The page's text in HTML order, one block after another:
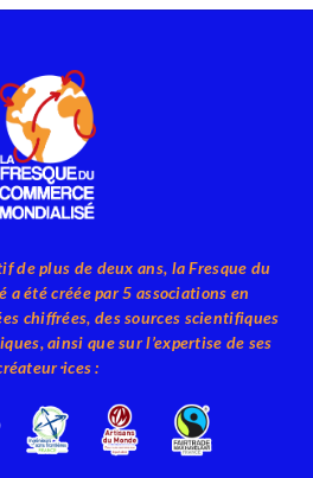
de plus de deux ans, la Fresque du
a été créée par 5 associations en
chiffrées, des sources scientifiques
ainsi que sur l’expertise de ses
: